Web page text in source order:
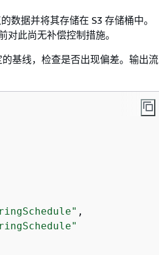
数据并将其存储在 S3 存储桶中。
此尚无补偿控制措施。
基线，检查是否出现偏差。输出流
,